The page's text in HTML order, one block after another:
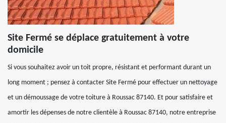
Site Fermé se déplace gratuitement à votre
domicile
Si vous souhaitez avoir un toit propre, résistant et performant durant un
long moment ; pensez à contacter Site Fermé pour effectuer un nettoyage
et un démoussage de votre toiture à Roussac 87140. Et pour satisfaire et
amortir les dépenses de notre clientèle à Roussac 87140, notre entreprise